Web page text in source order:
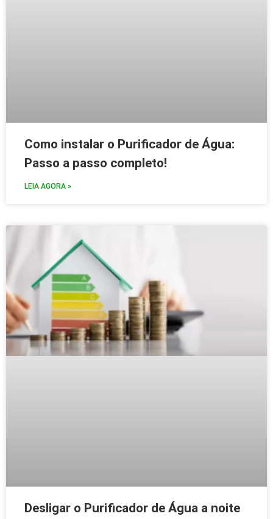
Como instalar o Purificador de Água:
Passo a passo completo!
LEIA AGORA »
Desligar o Purificador de Água a noite